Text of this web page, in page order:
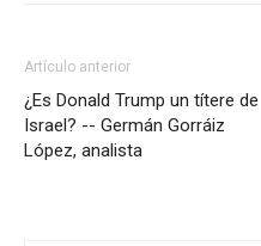
Artículo anterior
¿Es Donald Trump un títere de
Israel? -- Germán Gorráiz
López, analista